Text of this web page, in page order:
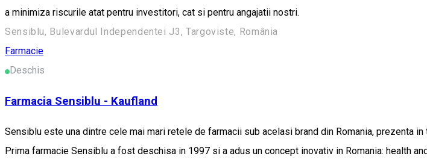
a minimiza riscurile atat pentru investitori, cat si pentru angajatii nostri.
Sensiblu, Bulevardul Independentei J3, Targoviste, România
Farmacie
Deschis
Farmacia Sensiblu - Kaufland
Sensiblu este una dintre cele mai mari retele de farmacii sub acelasi brand din Romania, prezenta
Prima farmacie Sensiblu a fost deschisa in 1997 si a adus un concept inovativ in Romania: health